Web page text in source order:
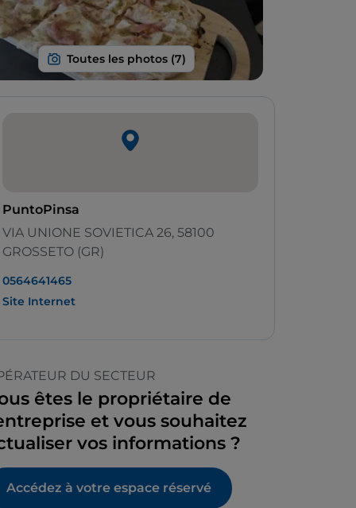
PuntoPinsa
VIA UNIONE SOVIETICA 26, 58100
GROSSETO (GR)
0564641465
Site Internet
DU SECTEUR
êtes le propriétaire de
et vous souhaitez
vos informations ?
Accédez à votre espace réservé